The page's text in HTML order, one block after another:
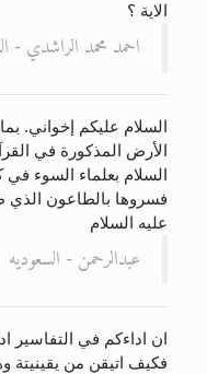
الاية ؟
احمد محمد الراشدي -
السلام عليكم إخواني.
الأرض المذكورة في
السلام بعلماء السوء
فسروها بالطاعون
عليه السلام
عبدالرحمن - السعوديه
ان اداءكم في التفاسير
فكيف اتيقن من يقينيتة